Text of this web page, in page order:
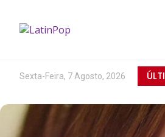
Sexta-Feira, 7 Agosto, 2026